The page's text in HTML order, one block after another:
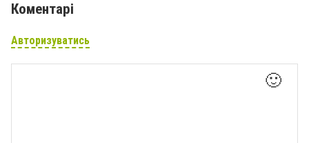
Коментарі
Авторизуватись
🙂